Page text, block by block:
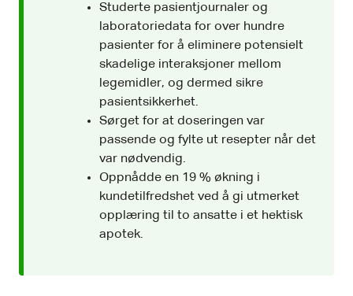
Studerte pasientjournaler og
laboratoriedata for over hundre
pasienter for å eliminere potensielt
skadelige interaksjoner mellom
legemidler, og dermed sikre
pasientsikkerhet.
Sørget for at doseringen var
passende og fylte ut resepter når det
var nødvendig.
Oppnådde en 19 % økning i
kundetilfredshet ved å gi utmerket
opplæring til to ansatte i et hektisk
apotek.